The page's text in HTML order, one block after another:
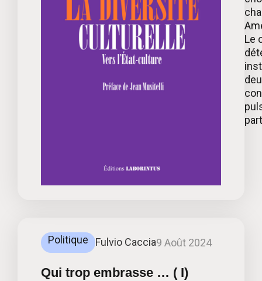
Le
Politique Fulvio Caccia9 Août 2024
Qui trop embrasse … ( I)